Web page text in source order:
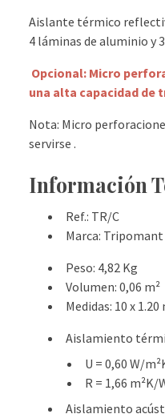
Aislante térmico
4 láminas de aluminio y
Opcional: Micro
una alta capacidad de
Nota: Micro
servirse .
Información
Ref.: TR/C
Marca: Tripomant
Peso: 4,82 Kg
Volumen: 0,06 m²
Medidas: 10 x 1.20
Aislamiento
U = 0,60 W/
R = 1,66 m²K/
Aislamiento